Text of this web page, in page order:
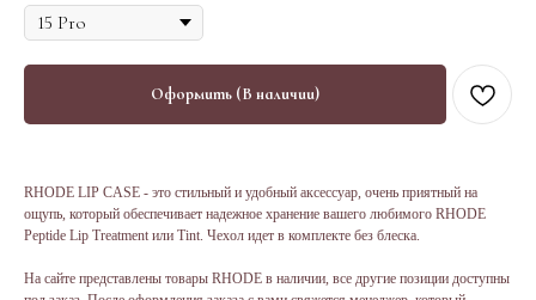
Оформить (В наличии)
RHODE LIP CASE - это стильный и удобный аксессуар, очень приятный на
ощупь, который обеспечивает надежное хранение вашего любимого RHODE
Peptide Lip Treatment или Tint. Чехол идет в комплекте без блеска.
На сайте представлены товары RHODE в наличии, все другие позиции доступны